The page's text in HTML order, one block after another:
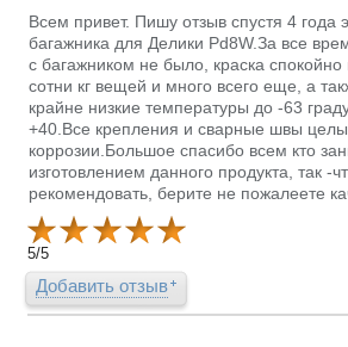
Всем привет. Пишу отзыв спустя 4 года
багажника для Делики Pd8W.За все
с багажником не было, краска
сотни кг вещей и много всего еще, а
крайне низкие температуры до -63
+40.Все крепления и сварные швы целы
коррозии.Большое спасибо всем кто
изготовлением данного продукта, так -
рекомендовать, берите не пожалеете
5/5
Добавить отзыв